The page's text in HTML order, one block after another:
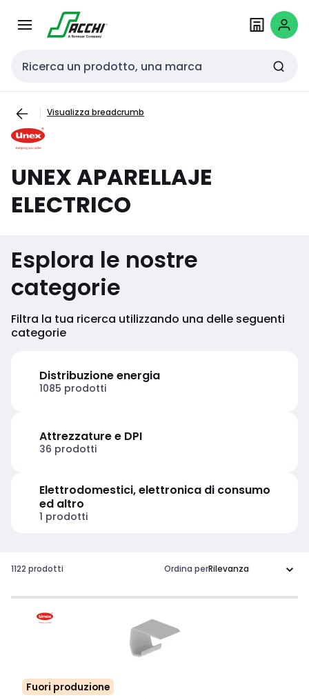
navigazionecontenuto
Cerca input
Visualizza breadcrumb
UNEX APARELLAJE
ELECTRICO
Esplora le nostre
categorie
Filtra la tua ricerca utilizzando una delle seguenti
categorie
Distribuzione energia
1085 prodotti
Attrezzature e DPI
36 prodotti
Elettrodomestici, elettronica di consumo
ed altro
1 prodotti
1122 prodotti Ordina per
Fuori produzione